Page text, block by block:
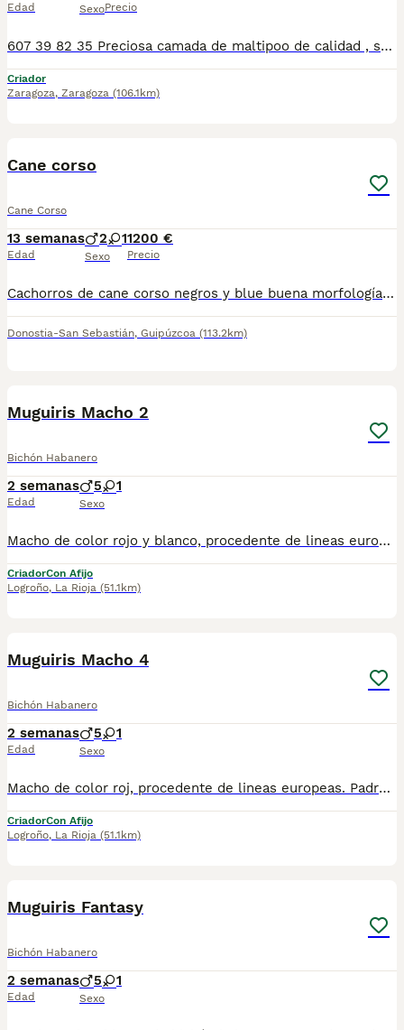
Edad SexoPrecio
607 39 82 35 Preciosa camada de maltipoo de calidad , se entregan con sus vacunas correspondientes, desparasitados interna y externamente, pasaporte y microchip, contrato de garantia de salud. preferiblemente recogida en mano pero también podemos entregar en toda España mediante transporte de alta calidad preparado para animales y con chofer particular con posibilidad de pago contra reembolso Llámanos o háblanos por whats app, Teléfono 607 39 82 35
Criador
Zaragoza, Zaragoza (106.1km)
Cane corso
Cane Corso
13 semanas
Edad
2 1
Sexo
1200 €
Precio
Cachorros de cane corso negros y blue buena morfología, padres excelentes guardianes ,descendientes de campeones 628160606
Donostia-San Sebastián, Guipúzcoa (113.2km)
Muguiris Macho 2
Bichón Habanero
2 semanas
Edad
5 1
Sexo
Macho de color rojo y blanco, procedente de lineas europeas. Padres aptos para la crianza. Garantías, seriedad y profesionalidad. Más de 20 años de experiencia en la raza. El bichón habanero es una raza pura. Cuidado con las mezclas, que no son razas.
CriadorCon Afijo
Logroño, La Rioja (51.1km)
Muguiris Macho 4
Bichón Habanero
2 semanas
Edad
5 1
Sexo
Macho de color roj, procedente de lineas europeas. Padres aptos para la crianza. Garantías, seriedad y profesionalidad. Más de 20 años de experiencia en la raza. El bichón habanero es una raza pura. Cuidado con las mezclas, que no son razas.
CriadorCon Afijo
Logroño, La Rioja (51.1km)
Muguiris Fantasy
Bichón Habanero
2 semanas
Edad
5 1
Sexo